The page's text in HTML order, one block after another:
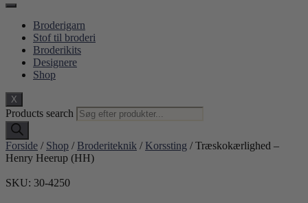
Broderigarn
Stof til broderi
Broderikits
Designere
Shop
X
Products search
Forside / Shop / Broderiteknik / Korssting / Træskokærlighed –
Henry Heerup (HH)
SKU: 30-4250